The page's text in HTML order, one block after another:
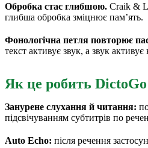
Обробка стає глибшою. Craik &
глибша обробка зміцнює пам’ять.
Фонологічна петля повторює
текст активує звук, а звук
Як це робить DictoGo
Занурене слухання й читання:
підсвічуванням субтитрів по
Auto Echo: після речення